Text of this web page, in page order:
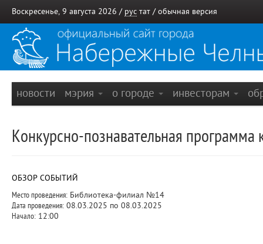
Воскресенье, 9 августа 2026 / рус тат / обычная версия
новости мэрия о городе инвесторам
Конкурсно-познавательная
ОБЗОР СОБЫТИЙ
Место проведения: Библиотека-филиал №14
Дата проведения: 08.03.2025 по 08.03.2025
Начало: 12:00